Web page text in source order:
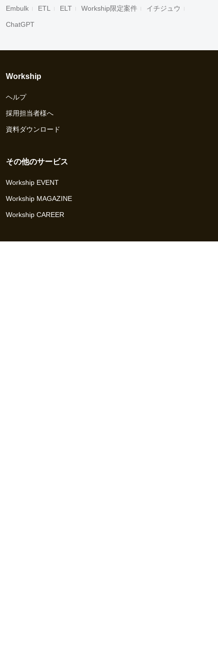
Embulk ETL ELT Workship限定案件 イチジュウ
ChatGPT
Workship
ヘルプ
採用担当者様へ
資料ダウンロード
その他のサービス
Workship EVENT
Workship MAGAZINE
Workship CAREER